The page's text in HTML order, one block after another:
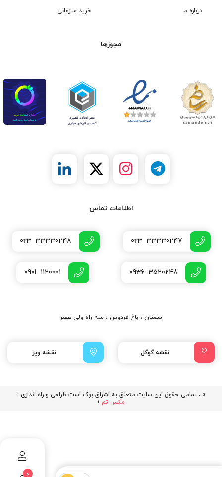
0
درباره ما خرید سازمانی
مجوزها
اطلاعات تماس
023 33330247
023 33330248
0936 3520248
0901 1120001
سمنان ، باغ فردوس ، سه راه ولی عصر
نقشه گوگل نقشه ویز
« ، تمامی حقوق این سایت متعلق به اشراق بوک است طراحی و راه اندازی :
مکس تم »